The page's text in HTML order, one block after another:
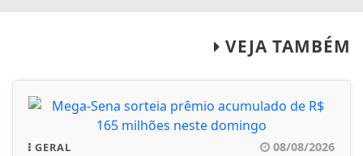
VEJA TAMBÉM
GERAL 08/08/2026